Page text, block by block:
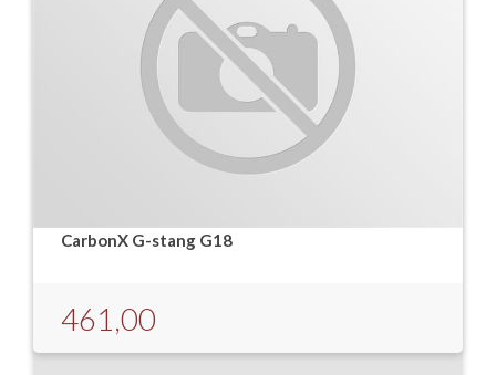
CarbonX G-stang G18
461,00